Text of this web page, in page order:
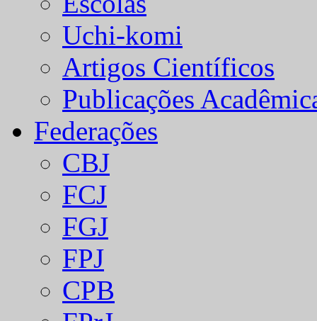
Uchi-komi
Artigos Científicos
Publicações
Federações
CBJ
FCJ
FGJ
FPJ
CPB